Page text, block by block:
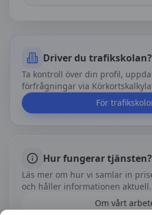
Driver du trafikskolan?
Ta kontroll över din profil,
förfrågningar via
För
Hur fungerar tjänsten?
Läs mer om hur vi samlar in
och håller informationen aktuell.
Om vårt